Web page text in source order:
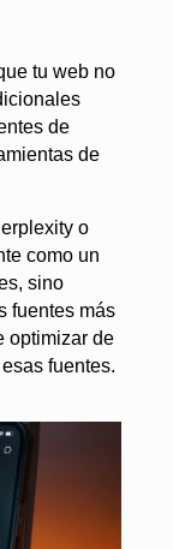
tu web no
de
de
o
como un
sino
fuentes más
optimizar de
fuentes.